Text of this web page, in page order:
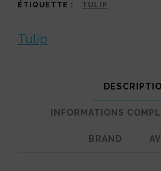
ÉTIQUETTE : TULIP
Tulip
INFORMATIONS
BRAND